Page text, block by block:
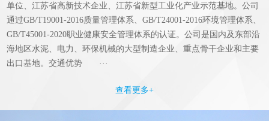
单位、江苏省高新技术企业、江苏省新型工业化产业示范基地。公司
通过GB/T19001-2016质量管理体系、GB/T24001-2016环境管理体系、
GB/T45001-2020职业健康安全管理体系的认证。公司是国内及东部沿
海地区水泥、电力、环保机械的大型制造企业、重点骨干企业和主要
出口基地。交通优势 ···
查看更多+